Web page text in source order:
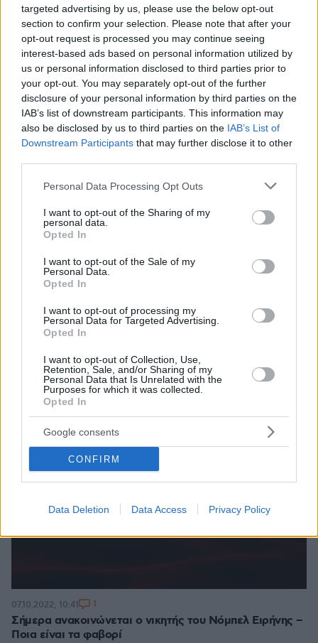
targeted advertising by us, please use the below opt-out
section to confirm your selection. Please note that after your
opt-out request is processed you may continue seeing
interest-based ads based on personal information utilized by
us or personal information disclosed to third parties prior to
your opt-out. You may separately opt-out of the further
disclosure of your personal information by third parties on the
IAB’s list of downstream participants. This information may
also be disclosed by us to third parties on the IAB’s List of
Downstream Participants that may further disclose it to other
Please note that this website/app uses one or more Google
not limited to your visit or usage behaviour. You may click to
grant or deny consent to Google and its third-party tags to
use your data for below specified purposes in below Google
consent section.
Personal Data Processing Opt Outs
I want to opt-out of the Sharing of my
personal data.
Opted In
I want to opt-out of the Sale of my
Personal Data.
Opted In
I want to opt-out of processing my
Personal Data for Targeted Advertising.
Opted In
I want to opt-out of Collection, Use,
Retention, Sale, and/or Sharing of my
Personal Data that Is Unrelated with the
Purposes for which it was collected.
Opted In
Google consents
CONFIRM
Data Deletion Data Access Privacy Policy
«Θα τρίζουν τα κόκαλα του Άλφρεντ Νόμπελ»: Η
Η απονομή του Νόμπελ Ειρήνης στον Λευκορώσο
υπερασπιστή των ανθρωπίνων δικαιωμάτων Άλες
Μπιαλιάτσκι προκάλεσε την αντίδραση του Μινσκ
Σήμερα ανακοινώνεται ο νικητής του Νόμπελ Ειρήνης –
Ποια είναι τα φαβορί
07.10.2022, 10:41 1